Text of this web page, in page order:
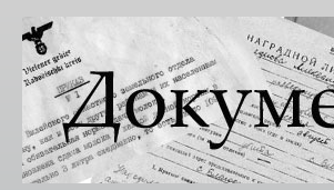
Документы
XX века
Всемирная
история в
Интернете